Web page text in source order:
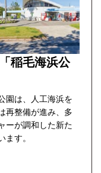
「稲毛海浜公
園は、人工海浜を
再整備が進み、多
ーが調和した新た
ます。